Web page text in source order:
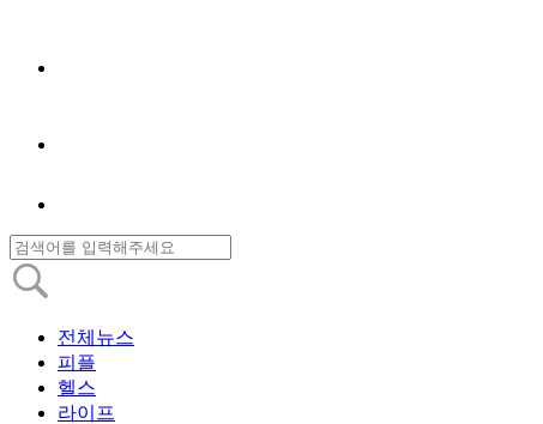
전체뉴스
피플
헬스
라이프